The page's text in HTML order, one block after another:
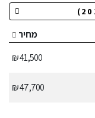
מחיר
41,500 ₪
47,700 ₪